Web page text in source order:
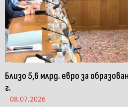
Близо 5,6 млрд. евро за
г.
08.07.2026